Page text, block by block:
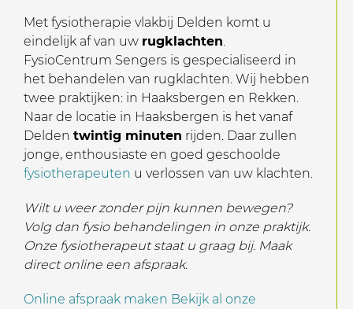
Met fysiotherapie vlakbij Delden komt u
eindelijk af van uw rugklachten
FysioCentrum Sengers is gespecialiseerd in
het behandelen van rugklachten. Wij hebben
twee praktijken: in Haaksbergen en Rekken.
Naar de locatie in Haaksbergen is het vanaf
Delden twintig minuten rijden. Daar zullen
jonge, enthousiaste en goed geschoolde
fysiotherapeuten u verlossen van uw klachten.
Wilt u weer zonder pijn kunnen bewegen?
Volg dan fysio behandelingen in onze praktijk.
Onze fysiotherapeut staat u graag bij. Maak
direct online een afspraak.
Online afspraak maken Bekijk al onze